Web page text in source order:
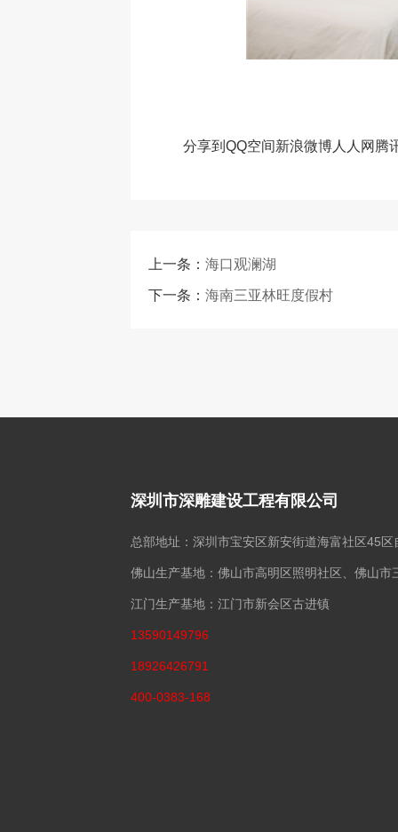
分享到QQ空间新浪微博 人人网 腾
上一条： 海口观澜湖
下一条： 海南三亚林旺度假村
深圳市深雕建设工程有限公司
总部地址：深圳市宝安区新安街道海富社区45
佛山生产基地：佛山市高明区照明社区、佛山市
江门生产基地：江门市新会区古进镇
13590149796
18926426791
400-0383-168